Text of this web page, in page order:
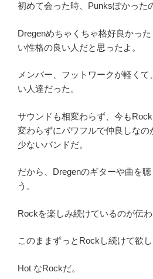
初めて会った時、Punksぽかった
Dregenめちゃくちゃ格好良かっ
い性格の良い人だと思ったよ。
メンバー、フットワークが軽く
い人達だった。
サウンドも相変わらず、今も
変わらずにパワフルで仲良しなの
少ないバンドだ。
だから、Dregenのギターや曲を
う。
Rockを楽しみ続けているのが伝わ
このままずっとRockし続けて欲し
Hot なRockだ。